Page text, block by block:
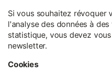
Si vous souhaitez révoquer
l'analyse des données à
statistique, vous devez
newsletter.
Cookies